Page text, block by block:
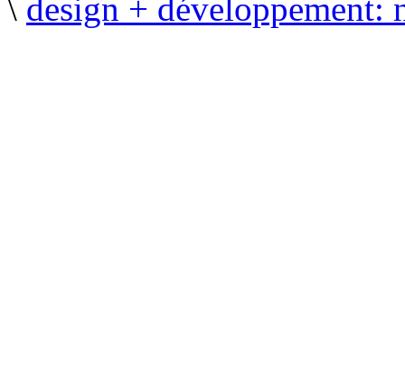
\ design + développement: